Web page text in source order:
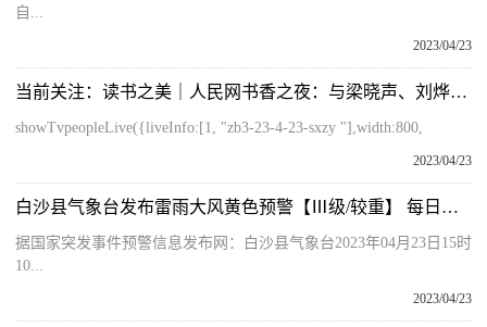
自...
2023/04/23
当前关注：读书之美｜人民网书香之夜：与梁晓声、刘烨等20余位名人共享书香
showTvpeopleLive({liveInfo:[1, "zb3-23-4-23-sxzy "],width:800,
2023/04/23
白沙县气象台发布雷雨大风黄色预警【Ⅲ级/较重】 每日快看
据国家突发事件预警信息发布网：白沙县气象台2023年04月23日15时
10...
2023/04/23